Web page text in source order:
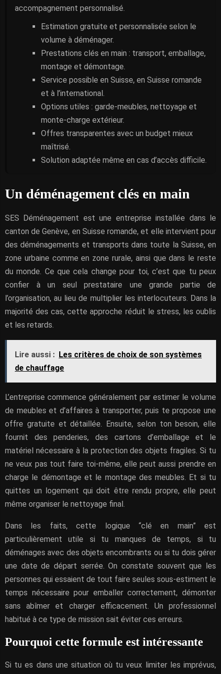
accompagnement personnalisé.
Estimation gratuite et personnalisée selon le
volume à déménager.
Prestations clés en main : transport, emballage,
montage et démontage.
Service possible en Suisse, en Suisse romande
et à l’international.
Options utiles : garde-meubles, nettoyage et
monte-charge extérieur.
Offres transparentes avec un budget mieux
maîtrisé.
Solution adaptée même en cas d’accès difficile.
Un déménagement clés en main
SES Déménagement est une entreprise installée dans le
canton de Genève, en Suisse romande, et elle intervient pour
des déménagements et transports dans toute la Suisse, en
zone urbaine comme en zone rurale, ainsi que dans le reste
du monde. Ce que cela change pour toi, c’est que tu peux
confier à un seul prestataire une grande partie de
l’organisation, au lieu de multiplier les interlocuteurs. Dans la
majorité des cas, cette approche réduit le stress, les oublis
et les retards.
Lire aussi : Les critères de choix de son systèmes
de chauffage
L’entreprise commence généralement par estimer le volume
de meubles et d’affaires à transporter, puis te propose une
offre gratuite et détaillée. Ensuite, selon ton besoin, elle
fournit des penderies, des cartons d’emballage et le
matériel nécessaire à la protection des objets fragiles. Si tu
ne veux pas tout faire toi-même, elle peut aussi prendre en
charge le démontage et le montage des meubles. Et si tu
quittes un logement qui doit être rendu propre, elle peut
même organiser le nettoyage final.
Dans les faits, cette logique “clé en main” est
particulièrement utile si tu manques de temps, si tu
déménages avec des objets encombrants ou si tu dois gérer
une date de départ serrée. On constate souvent que les
personnes qui essaient de tout faire seules sous-estiment le
temps nécessaire pour emballer correctement, démonter
sans abîmer et charger efficacement. Un professionnel
habitué à ce type de mission sait éviter ces erreurs.
Pourquoi cette formule est intéressante
Si tu es dans une situation où tu veux limiter les imprévus,